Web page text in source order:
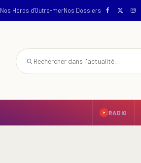
Nos Héros d'Outre-merNos Dossiers
RADIO